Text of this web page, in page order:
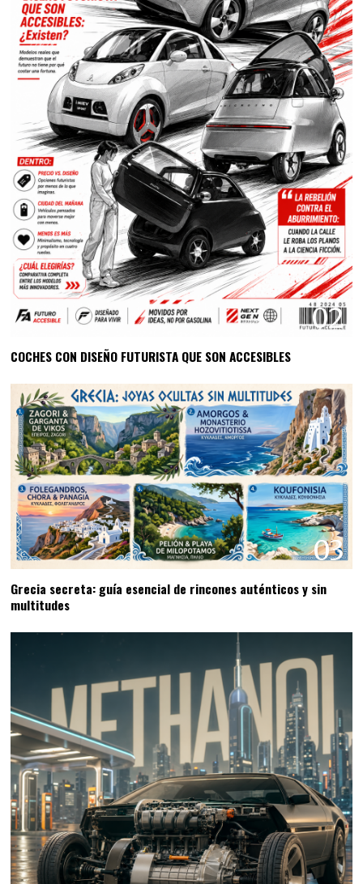
02
COCHES CON DISEÑO FUTURISTA QUE SON ACCESIBLES
03
Grecia secreta: guía esencial de rincones auténticos y sin
multitudes